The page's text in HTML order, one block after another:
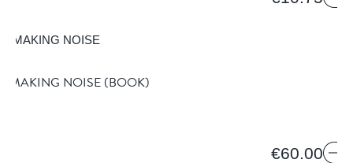
MAKING NOISE (BOOK)
€60.00